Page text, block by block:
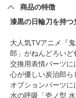
商品の特徴
漆黒の日輪刀を持つ
大人気TVアニメ『
郎」がねんどろいど
交換用表情パーツに
心が優しい炭治郎ら
オプションパーツに
水の呼吸「壱ノ型